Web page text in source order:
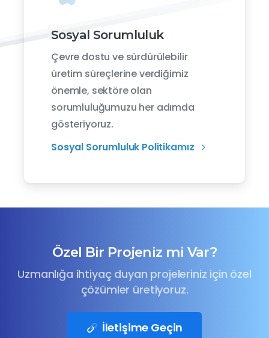
Sosyal Sorumluluk
Çevre dostu ve sürdürülebilir
üretim süreçlerine verdiğimiz
önemle, sektöre olan
sorumluluğumuzu her adımda
gösteriyoruz.
Sosyal Sorumluluk Politikamız
Özel Bir Projeniz mi Var?
Uzmanlığa ihtiyaç duyan projeleriniz için özel
çözümler üretiyoruz.
İletişime Geçin